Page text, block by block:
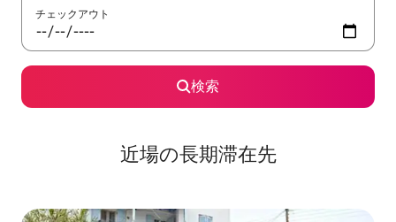
チェックアウト
検索
近場の長期滞在先